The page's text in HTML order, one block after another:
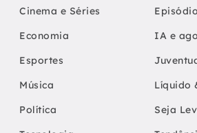
Cinema e Séries
Economia
Esportes
Música
Política
IA e
Líquido
Seja